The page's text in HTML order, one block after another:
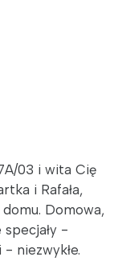
03 i wita Cię
i Rafała,
Domowa,
-
niezwykłe.